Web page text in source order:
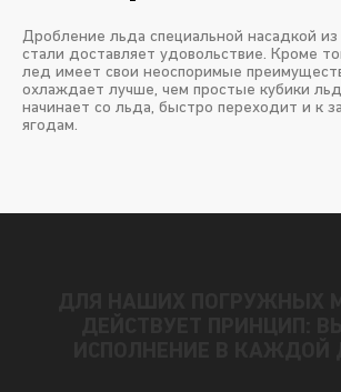
Дробление льда специальной насадкой
стали доставляет удовольствие. Кроме
лед имеет свои неоспоримые
охлаждает лучше, чем простые кубики
начинает со льда, быстро переходит и к
ягодам.